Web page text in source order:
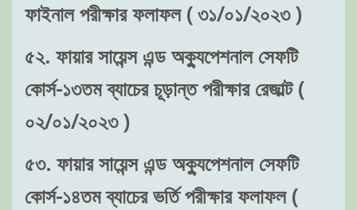
ফাইনাল পরীক্ষার ফলাফল ( ৩১/০১/২০২৩ )
৫২. ফায়ার সায়েন্স এন্ড অক্যুপেশনাল সেফটি
কোর্স-১৩তম ব্যাচের চূড়ান্ত পরীক্ষার রেজাল্ট (
০২/০১/২০২৩ )
৫৩. ফায়ার সায়েন্স এন্ড অক্যুপেশনাল সেফটি
কোর্স-১৪তম ব্যাচের ভর্তি পরীক্ষার ফলাফল (